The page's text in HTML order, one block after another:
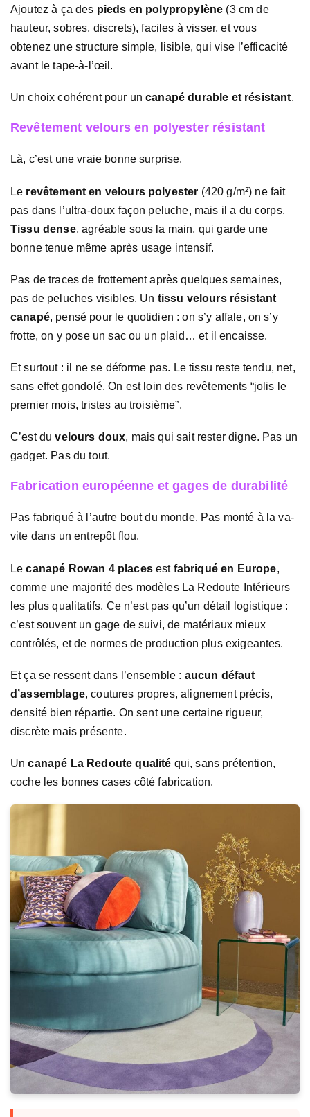
Ajoutez à ça des pieds en polypropylène (3 cm de
hauteur, sobres, discrets), faciles à visser, et vous
obtenez une structure simple, lisible, qui vise l’efficacité
avant le tape-à-l’œil.
Un choix cohérent pour uncanapé durable et résistant.
Revêtement velours en polyester résistant
Là, c’est une vraie bonne surprise.
Le revêtement en velours polyester (420 g/m²) ne fait
pas dans l’ultra-doux façon peluche, mais il a du corps.
Tissu dense, agréable sous la main, qui garde une
bonne tenue même après usage intensif.
Pas de traces de frottement après quelques semaines,
pas de peluches visibles. Un tissu velours résistant
canapé, pensé pour le quotidien : on s’y affale, on s’y
frotte, on y pose un sac ou un plaid… et il encaisse.
Et surtout : il ne se déforme pas. Le tissu reste tendu, net,
sans effet gondolé. On est loin des revêtements “jolis le
premier mois, tristes au troisième”.
C’est duvelours doux, mais qui sait rester digne. Pas un
gadget. Pas du tout.
Fabrication européenne et gages de durabilité
Pas fabriqué à l’autre bout du monde. Pas monté à la va-
vite dans un entrepôt flou.
Lecanapé Rowan 4 placesest fabriqué en Europe,
comme une majorité des modèles La Redoute Intérieurs
les plus qualitatifs. Ce n’est pas qu’un détail logistique :
c’est souvent un gage de suivi, de matériaux mieux
contrôlés, et de normes de production plus exigeantes.
Et ça se ressent dans l’ensemble : aucun défaut
d’assemblage, coutures propres, alignement précis,
densité bien répartie. On sent une certaine rigueur,
discrète mais présente.
Uncanapé La Redoute qualité qui, sans prétention,
coche les bonnes cases côté fabrication.